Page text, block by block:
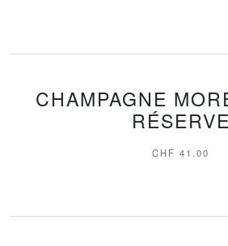
CHAMPAGNE
RÉSERVE
CHF 41.00